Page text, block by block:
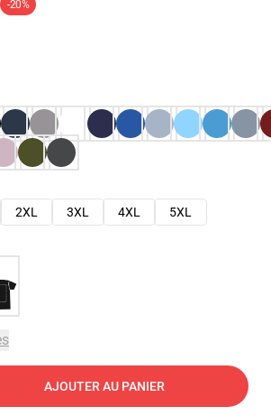
-20%
2XL 3XL 4XL
5XL
AJOUTER AU PANIER